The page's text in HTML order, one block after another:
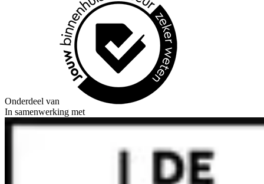
Onderdeel van
In samenwerking met